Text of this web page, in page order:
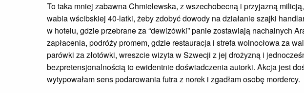
To taka mniej zabawna Chmielewska, z wszechobecną i przyjazną
wabia wścibskiej 40-latki, żeby zdobyć dowody na działanie szajki
w hotelu, gdzie przebrane za “dewizówki” panie zostawiają nachalnych
zapłacenia, podróży promem, gdzie restauracja i strefa wolnocłowa za
parówki za złotówki, wreszcie wizyta w Szwecji z jej drożyzną i
bezpretensjonalnością to ewidentnie doświadczenia autorki. Akcja jest
wytypowałam sens podarowania futra z norek i zgadłam osobę mordercy.